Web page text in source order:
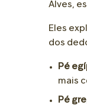
Alves,
Eles
dos
Pé
mais
Pé